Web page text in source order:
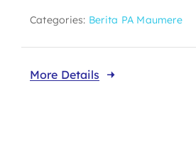
Categories: Berita PA Maumere
More Details